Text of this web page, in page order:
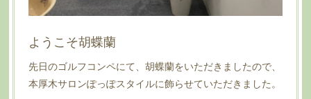
ようこそ胡蝶蘭
先日のゴルフコンペにて、胡蝶蘭をいただきましたので、
本厚木サロンぽっぽスタイルに飾らせていただきました。